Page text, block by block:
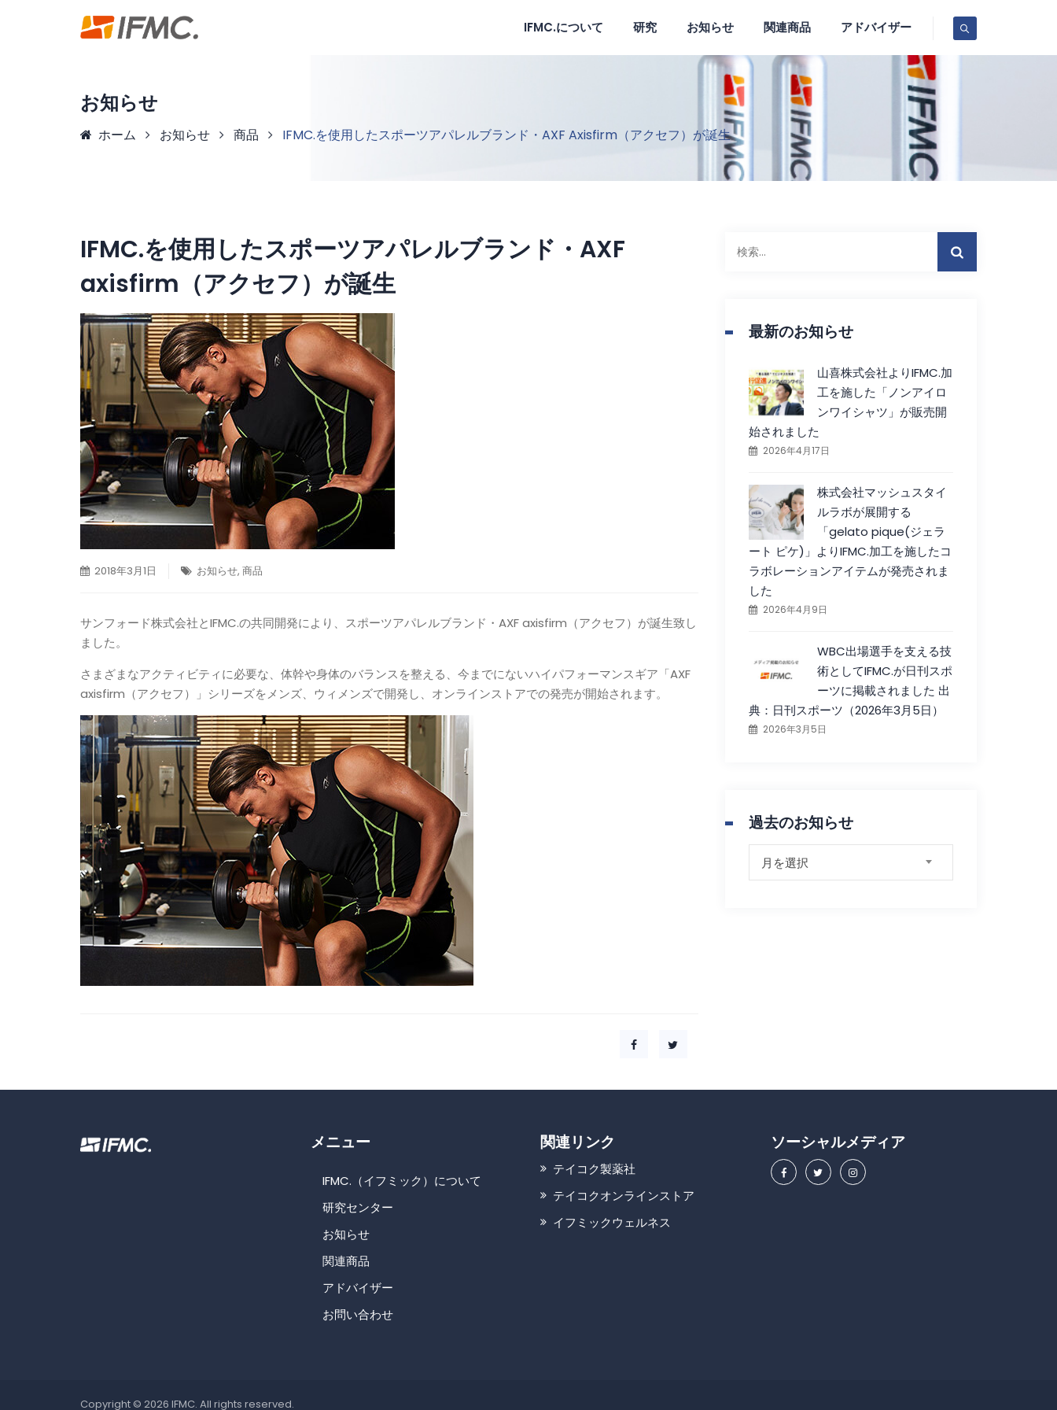
IFMC.について 研究 お知らせ 関連商品 アドバイザー
お知らせ
ホーム お知らせ 商品 IFMC.を使用したスポーツアパレルブランド・AXF Axisfirm（アクセフ）が誕生
IFMC.を使用したスポーツアパレルブランド・AXF
axisfirm（アクセフ）が誕生
2018年3月1日 お知らせ, 商品
サンフォード株式会社とIFMC.の共同開発により、スポーツアパレルブランド・AXF axisfirm（アクセフ）が誕生致し
ました。
さまざまなアクティビティに必要な、体幹や身体のバランスを整える、今までにないハイパフォーマンスギア「AXF
axisfirm（アクセフ）」シリーズをメンズ、ウィメンズで開発し、オンラインストアでの発売が開始されます。
索:
最新のお知らせ
山喜株式会社よりIFMC.加
工を施した「ノンアイロ
ンワイシャツ」が販売開
始されました
2026年4月17日
株式会社マッシュスタイ
ルラボが展開する
「gelato pique(ジェラ
ート ピケ)」よりIFMC.加工を施したコ
ラボレーションアイテムが発売されま
した
2026年4月9日
WBC出場選手を支える技
術としてIFMC.が日刊スポ
ーツに掲載されました 出
典：日刊スポーツ（2026年3月5日）
2026年3月5日
過去のお知らせ
月を選択
メニュー
IFMC.（イフミック）について
研究センター
お知らせ
関連商品
アドバイザー
お問い合わせ
関連リンク
テイコク製薬社
テイコクオンラインストア
イフミックウェルネス
ソーシャルメディア
Copyright © 2026 IFMC. All rights reserved.